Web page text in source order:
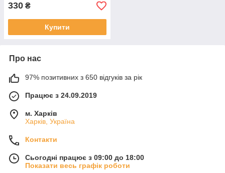
330 ₴
Купити
Про нас
97% позитивних з 650 відгуків за рік
Працює з 24.09.2019
м. Харків
Харків, Україна
Контакти
Сьогодні працює з 09:00 до 18:00
Показати весь графік роботи